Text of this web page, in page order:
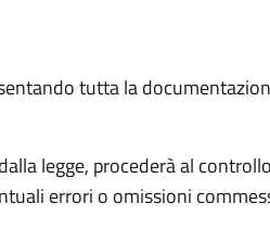
tutta la
legge, procederà al
errori o omissioni